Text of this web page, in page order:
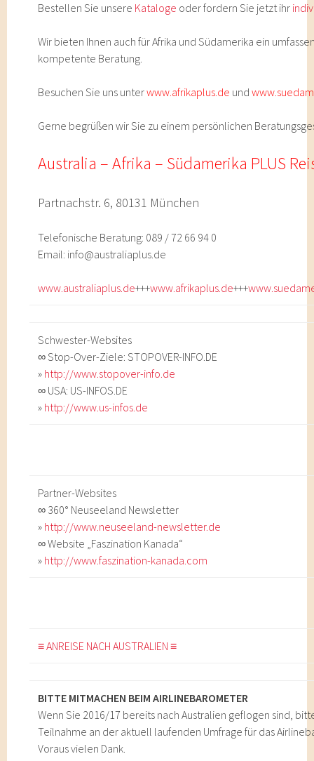
Bestellen Sie unsere Kataloge oder fordern Sie jetzt ihr
Wir bieten Ihnen auch für Afrika und Südamerika ein
kompetente Beratung.
Besuchen Sie uns unterwww.afrikaplus.de und
Gerne begrüßen wir Sie zu einem persönlichen
Australia –Afrika – Südamerika PLUS
Partnachstr. 6, 80131 München
Telefonische Beratung: 089 / 72 66 94 0
Email: info@australiaplus.de
www.australiaplus.de+++www.afrikaplus.de+++
Schwester-Websites
∞ Stop-Over-Ziele: STOPOVER-INFO.DE
» http://www.stopover-info.de
∞ USA: US-INFOS.DE
» http://www.us-infos.de
Partner-Websites
∞ 360° Neuseeland Newsletter
» http://www.neuseeland-newsletter.de
∞ Website „Faszination Kanada“
» http://www.faszination-kanada.com
≡ ANREISE NACH AUSTRALIEN ≡
BITTE MITMACHEN BEIM AIRLINEBAROMETER
Wenn Sie 2016/17 bereits nach Australien geflogen sind,
Teilnahme an der aktuell laufenden Umfrage für das
Voraus vielen Dank.